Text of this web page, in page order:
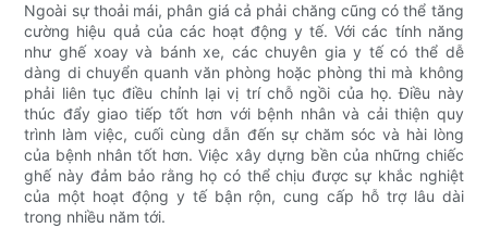
Ngoài sự thoải mái, phân giá cả phải chăng cũng có thể tăng
cường hiệu quả của các hoạt động y tế. Với các tính năng
như ghế xoay và bánh xe, các chuyên gia y tế có thể dễ
dàng di chuyển quanh văn phòng hoặc phòng thi mà không
phải liên tục điều chỉnh lại vị trí chỗ ngồi của họ. Điều này
thúc đẩy giao tiếp tốt hơn với bệnh nhân và cải thiện quy
trình làm việc, cuối cùng dẫn đến sự chăm sóc và hài lòng
của bệnh nhân tốt hơn. Việc xây dựng bền của những chiếc
ghế này đảm bảo rằng họ có thể chịu được sự khắc nghiệt
của một hoạt động y tế bận rộn, cung cấp hỗ trợ lâu dài
trong nhiều năm tới.